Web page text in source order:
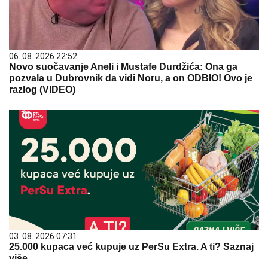
06. 08. 2026 22:52
Novo suočavanje Aneli i Mustafe Durdžića: Ona ga
pozvala u Dubrovnik da vidi Noru, a on ODBIO! Ovo je
razlog (VIDEO)
03. 08. 2026 07:31
25.000 kupaca već kupuje uz PerSu Extra. A ti? Saznaj